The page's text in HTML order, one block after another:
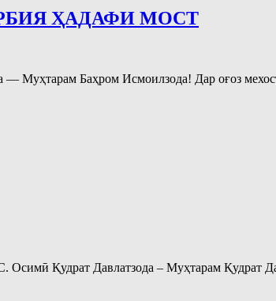
ҲАДАФИ МОСТ
Муҳтарам Баҳром Исмоилзода! Дар оғоз
Қудрат Давлатзода – Муҳтарам Қудрат